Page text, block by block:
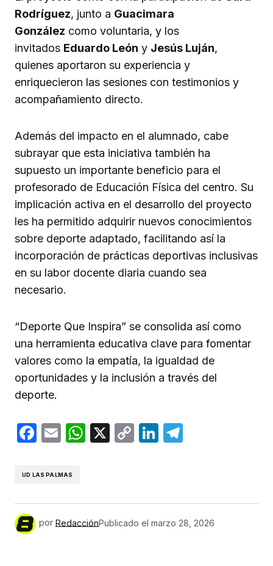
Rodríguez, junto a Guacimara
González como voluntaria, y los
invitados Eduardo León y Jesús Luján,
quienes aportaron su experiencia y
enriquecieron las sesiones con testimonios y
acompañamiento directo.
Además del impacto en el alumnado, cabe
subrayar que esta iniciativa también ha
supuesto un importante beneficio para el
profesorado de Educación Física del centro. Su
implicación activa en el desarrollo del proyecto
les ha permitido adquirir nuevos conocimientos
sobre deporte adaptado, facilitando así la
incorporación de prácticas deportivas inclusivas
en su labor docente diaria cuando sea
necesario.
“Deporte Que Inspira” se consolida así como
una herramienta educativa clave para fomentar
valores como la empatía, la igualdad de
oportunidades y la inclusión a través del
deporte.
Facebook
EmailWhatsApp
X
CopyLinkedIn
UD LAS PALMAS
por RedacciónPublicado el marzo 28, 2026